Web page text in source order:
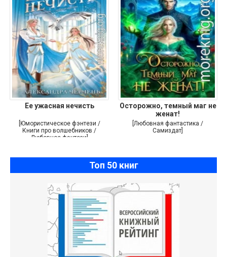
Ее ужасная нечисть
[Юмористическое фэнтези /
Книги про волшебников /
Любовное фэнтези]
Осторожно, темный маг не
женат!
[Любовная фантастика /
Самиздат]
Топ 50 книг